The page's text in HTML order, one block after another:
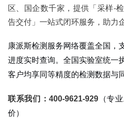
区、国企数千家，提供「采样-
告交付」一站式闭环服务，助力
康派斯检测服务网络覆盖全国，
进度实时查询。全国实验室统一
客户均享同等精度的检测数据与
联系我们：400-9621-929 （专
价）